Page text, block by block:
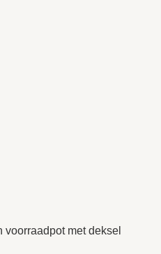
voorraadpot met deksel